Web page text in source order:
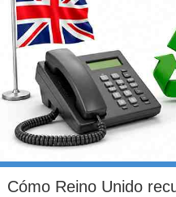
Cómo Reino Unido